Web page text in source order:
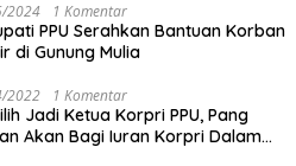
2024 1 Komentar
PPU Serahkan Bantuan Korban
di Gunung Mulia
2022 1 Komentar
Jadi Ketua Korpri PPU, Pang
Akan Bagi Iuran Korpri Dalam